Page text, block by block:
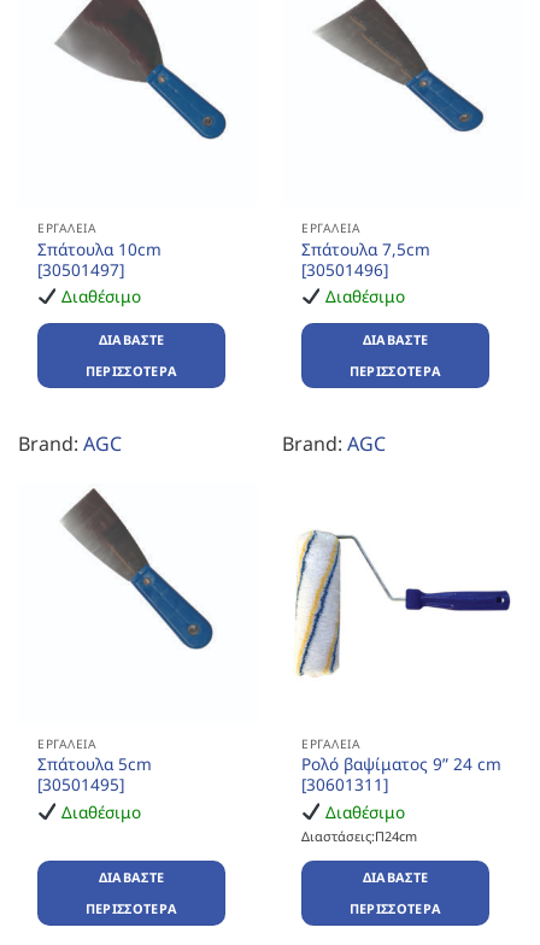
ΕΡΓΑΛΕΊΑ
Σπάτουλα 10cm
[30501497]
Διαθέσιμο
ΔΙΑΒΆΣΤΕ
ΠΕΡΙΣΣΌΤΕΡΑ
Brand: AGC
ΕΡΓΑΛΕΊΑ
Σπάτουλα 7,5cm
[30501496]
Διαθέσιμο
ΔΙΑΒΆΣΤΕ
ΠΕΡΙΣΣΌΤΕΡΑ
Brand: AGC
ΕΡΓΑΛΕΊΑ
Σπάτουλα 5cm
[30501495]
Διαθέσιμο
ΔΙΑΒΆΣΤΕ
ΠΕΡΙΣΣΌΤΕΡΑ
ΕΡΓΑΛΕΊΑ
Ρολό βαψίματος 9” 24 cm
[30601311]
Διαθέσιμο
Διαστάσεις:Π24cm
ΔΙΑΒΆΣΤΕ
ΠΕΡΙΣΣΌΤΕΡΑ